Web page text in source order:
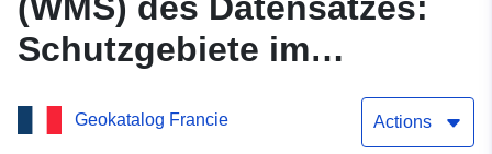
(WMS) des Datensatzes:
Schutzgebiete im
Dienstbarkeiten der
Geokatalog Francie Actions